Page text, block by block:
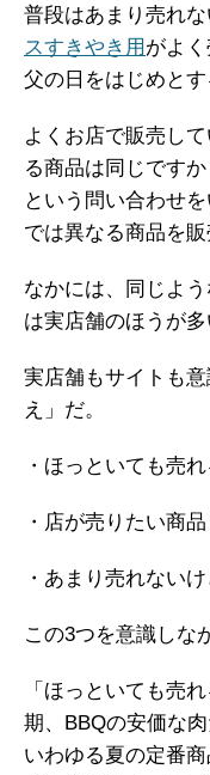
普段はあまり売れな
スすきやき用 がよ
父の日をはじめとす
よくお店で販売し
る商品は同じですか
という問い合わせ
では異なる商品を販
なかには、同じよ
は実店舗のほうが多
実店舗もサイトも
え」だ。
・ほっといても売
・店が売りたい商品
・あまり売れない
この3つを意識しな
「ほっといても売
期、BBQの安価な肉
いわゆる夏の定番